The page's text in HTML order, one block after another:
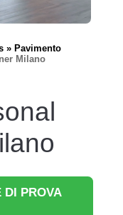
Pavimento
Milano
DI PROVA